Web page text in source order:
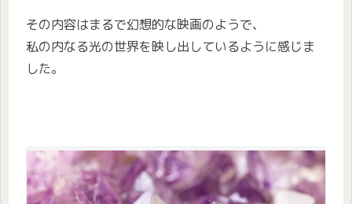
その内容はまるで幻想的な映画のようで、
私の内なる光の世界を映し出しているように感じま
した。